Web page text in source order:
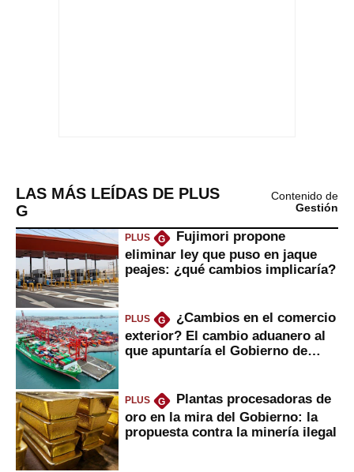
LAS MÁS LEÍDAS DE PLUS
G
Contenido de
Gestión
PLUS G
Fujimori propone
eliminar ley que puso en jaque
peajes: ¿qué cambios implicaría?
PLUS G
¿Cambios en el comercio
exterior? El cambio aduanero al
que apuntaría el Gobierno de
PLUS G
Plantas procesadoras de
oro en la mira del Gobierno: la
propuesta contra la minería ilegal